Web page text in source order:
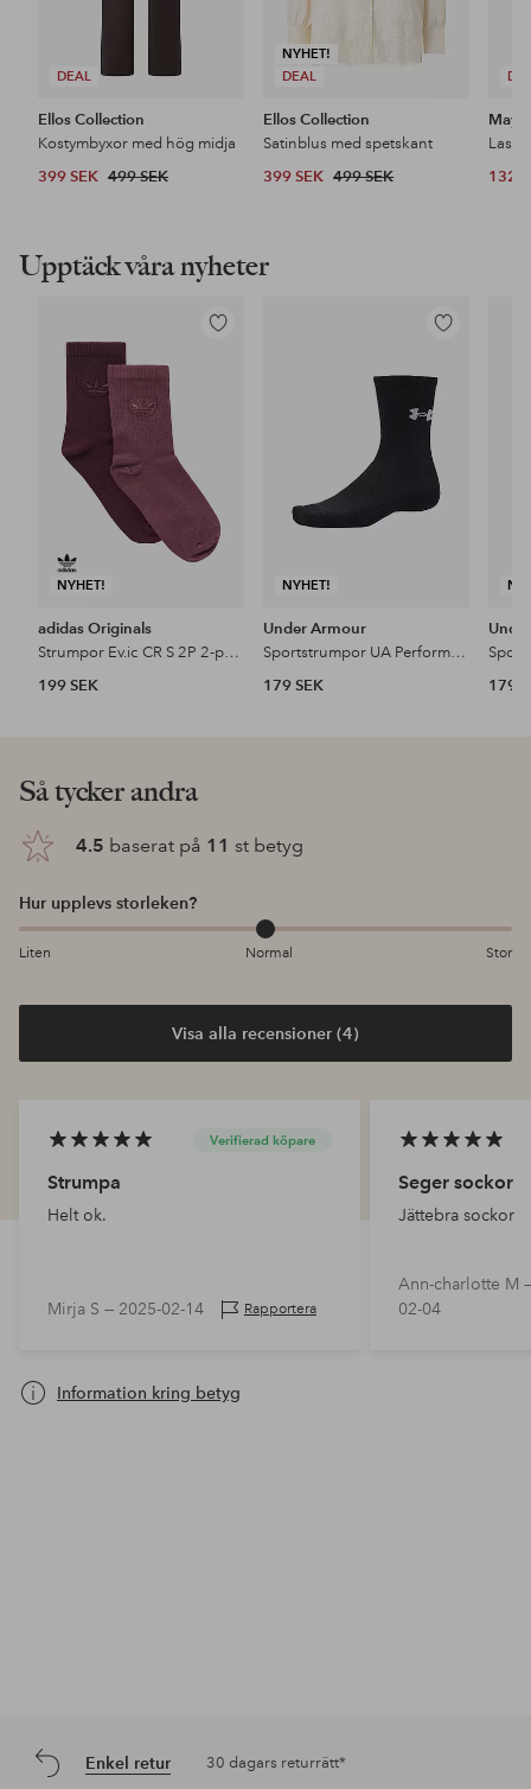
DEAL
Ellos Collection
Kostymbyxor med hög midja
399 SEK 499 SEK
NYHET!
DEAL
Ellos Collection
Satinblus med spetskant
399 SEK 499 SEK 132
Upptäck våra nyheter
NYHET!
Lägg
adidas Originals
Strumpor Ev.ic CR S 2P 2-pack
199 SEK
NYHET!
Lägg
i
favoriter
Under Armour
Sportstrumpor UA Performance Cotton 3-pack
179 SEK
179
Så tycker andra
4.5 baserat på 11 st betyg
Hur upplevs storleken?
Liten Normal Stor
Visa alla recensioner (4)
Verifierad köpare
Strumpa
Helt ok.
Mirja S — 2025-02-14 Rapportera
Seger sockor
Jättebra sockor
Ann-charlotte M
02-04
Information kring betyg
Enkel retur 30 dagars returrätt*